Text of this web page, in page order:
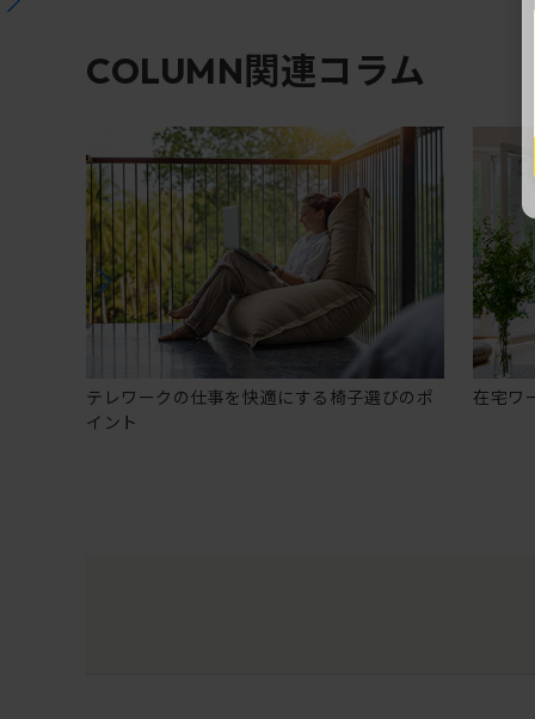
COLUMN関連コラム
テレワークの仕事を快適にする椅子選びのポ
イント
在宅ワ